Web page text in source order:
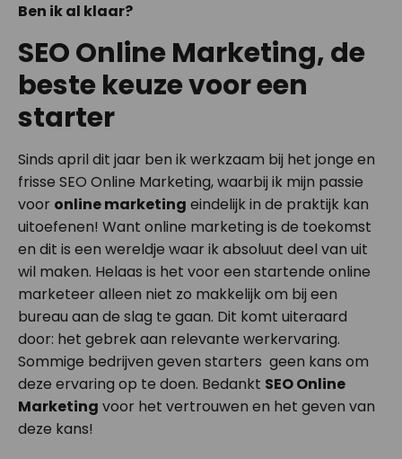
Ben ik al klaar?
SEO Online Marketing, de
beste keuze voor een
starter
Sinds april dit jaar ben ik werkzaam bij het jonge en
frisse SEO Online Marketing, waarbij ik mijn passie
voor online marketing eindelijk in de praktijk kan
uitoefenen! Want online marketing is de toekomst
en dit is een wereldje waar ik absoluut deel van uit
wil maken. Helaas is het voor een startende online
marketeer alleen niet zo makkelijk om bij een
bureau aan de slag te gaan. Dit komt uiteraard
door: het gebrek aan relevante werkervaring.
Sommige bedrijven geven starters geen kans om
deze ervaring op te doen. Bedankt SEO Online
Marketing voor het vertrouwen en het geven van
deze kans!